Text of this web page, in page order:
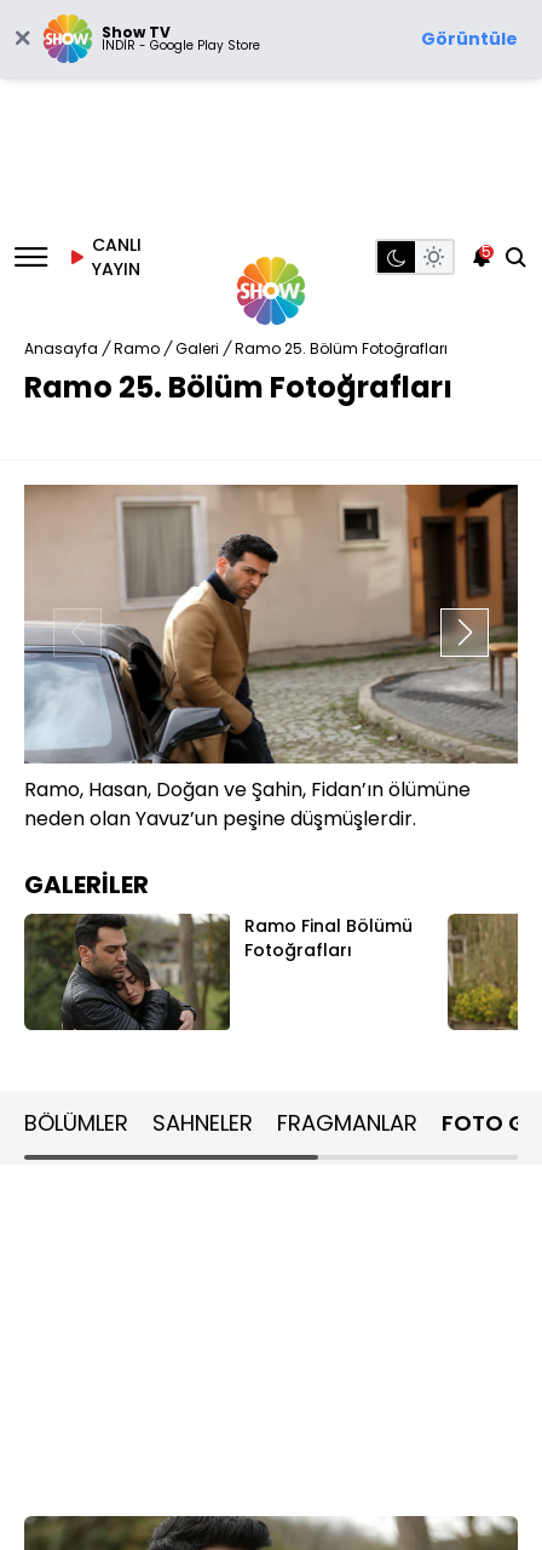
Show TV
İNDİR - Google Play Store Görüntüle
CANLI
YAYIN
5
Anasayfa / Ramo / Galeri / Ramo 25. Bölüm Fotoğrafları
Ramo 25. Bölüm Fotoğrafları
Ramo, Hasan, Doğan ve Şahin, Fidan’ın ölümüne
neden olan Yavuz’un peşine düşmüşlerdir.
GALERİLER
Ramo Final Bölümü
Fotoğrafları
BÖLÜMLER SAHNELER FRAGMANLAR FOTO